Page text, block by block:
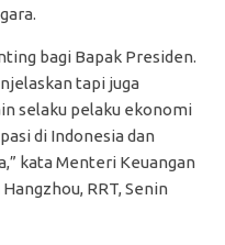
bagi Bapak Presiden.
tapi juga
selaku pelaku ekonomi
di Indonesia dan
kata Menteri Keuangan
RRT, Senin